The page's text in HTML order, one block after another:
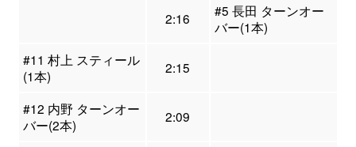
2:16
#5 長田 ターンオー
バー(1本)
#11 村上 スティール
(1本)
2:15
#12 内野 ターンオー
バー(2本)
2:09